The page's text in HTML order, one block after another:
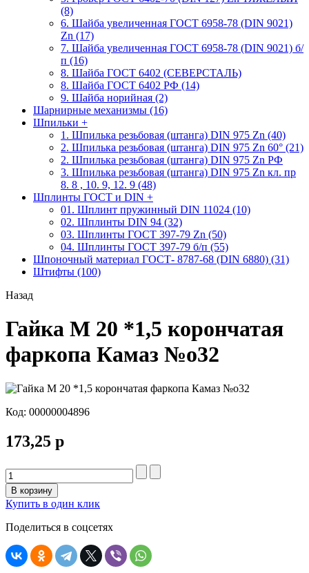
(8)
6. Шайба увеличенная ГОСТ 6958-78 (DIN 9021)
Zn (17)
7. Шайба увеличенная ГОСТ 6958-78 (DIN 9021) б/
п (16)
8. Шайба ГОСТ 6402 (СЕВЕРСТАЛЬ)
8. Шайба ГОСТ 6402 РФ (14)
9. Шайба норийная (2)
Шарнирные механизмы (16)
Шпильки +
1. Шпилька резьбовая (штанга) DIN 975 Zn (40)
2. Шпилька резьбовая (штанга) DIN 975 Zn 60° (21)
2. Шпилька резьбовая (штанга) DIN 975 Zn РФ
3. Шпилька резьбовая (штанга) DIN 975 Zn кл. пр
8. 8 , 10. 9, 12. 9 (48)
Шплинты ГОСТ и DIN +
01. Шплинт пружинный DIN 11024 (10)
02. Шплинты DIN 94 (32)
03. Шплинты ГОСТ 397-79 Zn (50)
04. Шплинты ГОСТ 397-79 б/п (55)
Шпоночный материал ГОСТ- 8787-68 (DIN 6880) (31)
Штифты (100)
Назад
Гайка М 20 *1,5 корончатая
фаркопа Камаз №о32
Код: 00000004896
173,25 р
В корзину
Купить в один клик
Поделиться в соцсетях